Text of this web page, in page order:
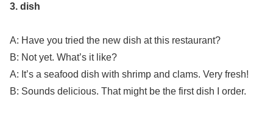
3. dish
A: Have you tried the new dish at this restaurant?
B: Not yet. What’s it like?
A: It’s a seafood dish with shrimp and clams. Very fresh!
B: Sounds delicious. That might be the first dish I order.